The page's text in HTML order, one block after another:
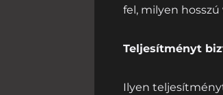
fel, milyen
Teljesítményt
Ilyen